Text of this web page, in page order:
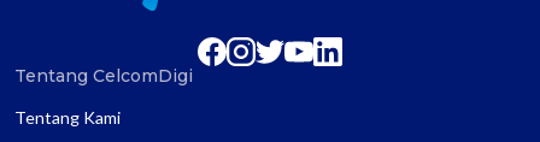
Tentang CelcomDigi
Tentang Kami